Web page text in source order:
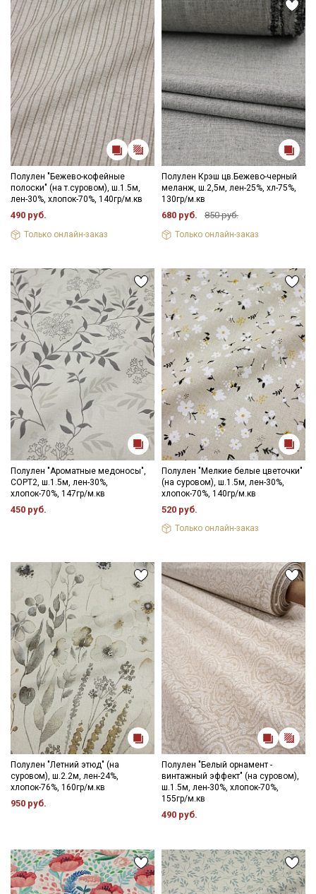
Полулен "Бежево-кофейные
полоски" (на т.суровом), ш.1.5м,
лен-30%, хлопок-70%, 140гр/м.кв
490 руб.
Только онлайн-заказ
Полулен Крэш цв.Бежево-черный
меланж, ш.2,5м, лен-25%, хл-75%,
130гр/м.кв
680 руб. 850 руб.
Только онлайн-заказ
Полулен "Ароматные медоносы",
СОРТ2, ш.1.5м, лен-30%,
хлопок-70%, 147гр/м.кв
450 руб.
Полулен "Мелкие белые цветочки"
(на суровом), ш.1.5м, лен-30%,
хлопок-70%, 140гр/м.кв
520 руб.
Только онлайн-заказ
Полулен "Летний этюд" (на
суровом), ш.2.2м, лен-24%,
хлопок-76%, 160гр/м.кв
950 руб.
Полулен "Белый орнамент -
винтажный эффект" (на суровом),
ш.1.5м, лен-30%, хлопок-70%,
155гр/м.кв
490 руб.
Мы публикуем здесь дополнительные
промокоды и скидки до 30% на узкие
категории тканей
Электронная почта
Подписаться
Ознакомлен(а) сПолитикой обработки персональных
данныхи даю Согласие на обработку персональных
данных
ДаюСогласие на получение рекламных и